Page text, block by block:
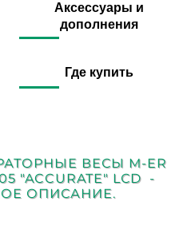
Аксессуары и
дополнения
Где купить
ВЕСЫ M-ER
"ACCURATE" LСD -
ОПИСАНИЕ.